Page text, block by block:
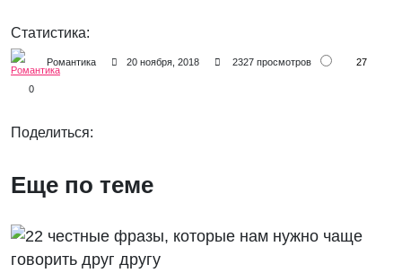
Статистика:
Романтика 20 ноября, 2018 2327 просмотров 27
0
Поделиться:
Еще по теме